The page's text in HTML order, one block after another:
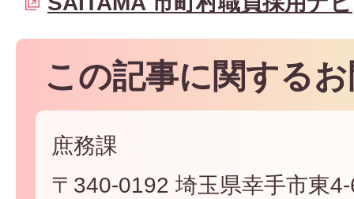
この記事に関する
庶務課
〒340-0192 埼玉県幸手市東